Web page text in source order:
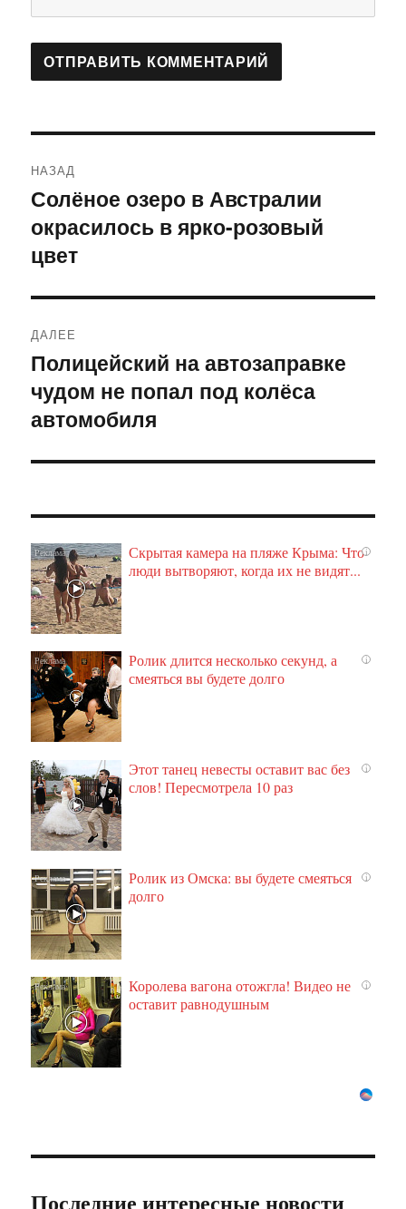
по
записям
НАЗАД
Предыдущая
запись:
Солёное озеро в Австралии
окрасилось в ярко-розовый
цвет
ДАЛЕЕ
Следующая
запись:
Полицейский на автозаправке
чудом не попал под колёса
автомобиля
i
Скрытая камера на пляже Крыма: Что
люди вытворяют, когда их не видят...
i
Ролик длится несколько секунд, а
смеяться вы будете долго
i
Этот танец невесты оставит вас без
слов! Пересмотрела 10 раз
i
Ролик из Омска: вы будете смеяться
долго
i
Королева вагона отожгла! Видео не
оставит равнодушным
Последние интересные новости